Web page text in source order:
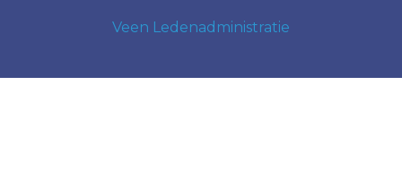
Veen Ledenadministratie